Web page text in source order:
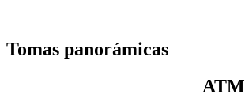
Tomas panorámicas
ATM